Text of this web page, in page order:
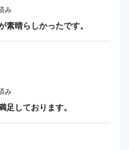
み
素晴らしかったです。
み
足しております。